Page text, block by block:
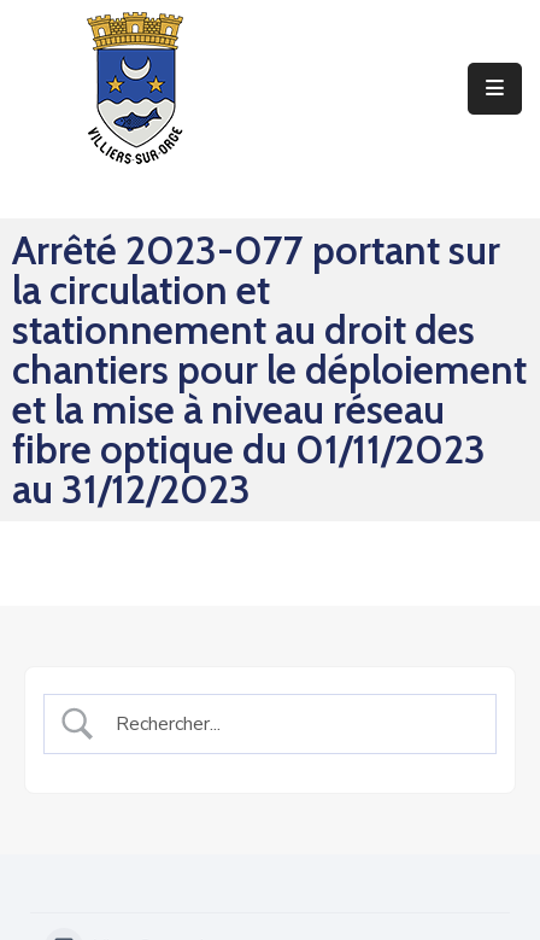
Mes
Sorties
Mes
Démarches
Contact
Arrêté 2023-077 portant sur
la circulation et
stationnement au droit des
chantiers pour le déploiement
et la mise à niveau réseau
fibre optique du 01/11/2023
au 31/12/2023